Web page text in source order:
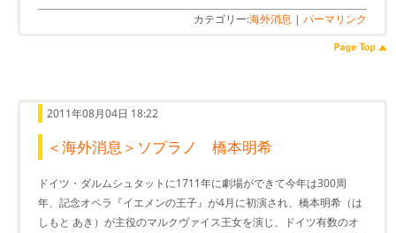
カテゴリー:海外消息 | パーマリンク
2011年08月04日 18:22
＜海外消息＞ソプラノ 橋本明希
ドイツ・ダルムシュタットに1711年に劇場ができて今年は300周
年、記念オペラ『イエメンの王子』が4月に初演され、橋本明希（は
しもと あき）が主役のマルクヴァイス王女を演じ、ドイツ有数のオ